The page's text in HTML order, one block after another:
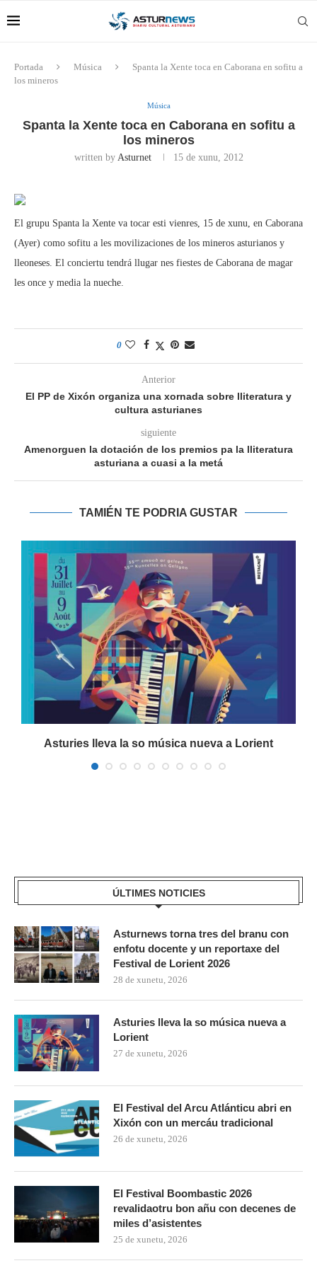
Portada Música
Spanta la Xente toca en Caborana en sofitu a
los mineros
Música
Spanta la Xente toca en Caborana en sofitu a
los mineros
written by Asturnet 15 de xunu, 2012
El grupu Spanta la Xente va tocar esti vienres, 15 de xunu, en Caborana
(Ayer) como sofitu a les movilizaciones de los mineros asturianos y
lleoneses. El conciertu tendrá llugar nes fiestes de Caborana de magar
les once y media la nueche.
0
Anterior
El PP de Xixón organiza una xornada sobre lliteratura y
cultura asturianes
siguiente
Amenorguen la dotación de los premios pa la lliteratura
asturiana a cuasi a la metá
TAMIÉN TE PODRIA GUSTAR
Asturies lleva la so música nueva a Lorient
ÚLTIMES NOTICIES
Asturnews torna tres del branu con
enfotu docente y un reportaxe del
Festival de Lorient 2026
28 de xunetu, 2026
Asturies lleva la so música nueva a
Lorient
27 de xunetu, 2026
El Festival del Arcu Atlánticu abri en
Xixón con un mercáu tradicional
26 de xunetu, 2026
El Festival Boombastic 2026
revalidaotru bon añu con decenes de
miles d’asistentes
25 de xunetu, 2026